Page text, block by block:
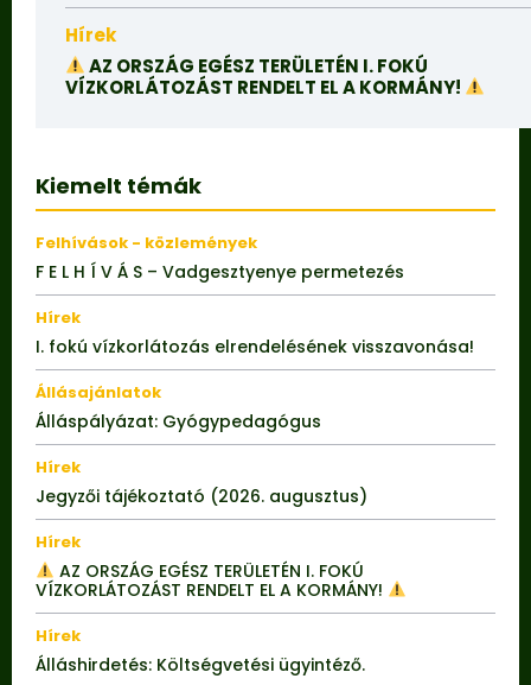
Hírek
AZ ORSZÁG EGÉSZ TERÜLETÉN I. FOKÚ
VÍZKORLÁTOZÁST RENDELT EL A KORMÁNY!
Kiemelt témák
Felhívások - közlemények
F E L H Í V Á S – Vadgesztyenye permetezés
Hírek
I. fokú vízkorlátozás elrendelésének visszavonása!
Állásajánlatok
Álláspályázat: Gyógypedagógus
Hírek
Jegyzői tájékoztató (2026. augusztus)
Hírek
AZ ORSZÁG EGÉSZ TERÜLETÉN I. FOKÚ
VÍZKORLÁTOZÁST RENDELT EL A KORMÁNY!
Hírek
Álláshirdetés: Költségvetési ügyintéző.